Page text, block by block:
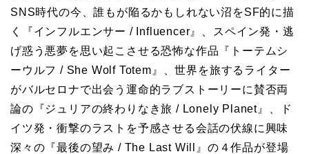
SNS時代の今、誰もが陥るかもしれない沼をSF的に描
く『インフルエンサー / Influencer』、スペイン発・逃
げ惑う悪夢を思い起こさせる恐怖な作品『トーテムシ
ーウルフ / She Wolf Totem』、世界を旅するライター
がバルセロナで出会う運命的ラブストーリーに賛否両
論の『ジュリアの終わりなき旅 / Lonely Planet』、ド
イツ発・衝撃のラストを予感させる会話の伏線に興味
深々の『最後の望み / The Last Will』の４作品が登場